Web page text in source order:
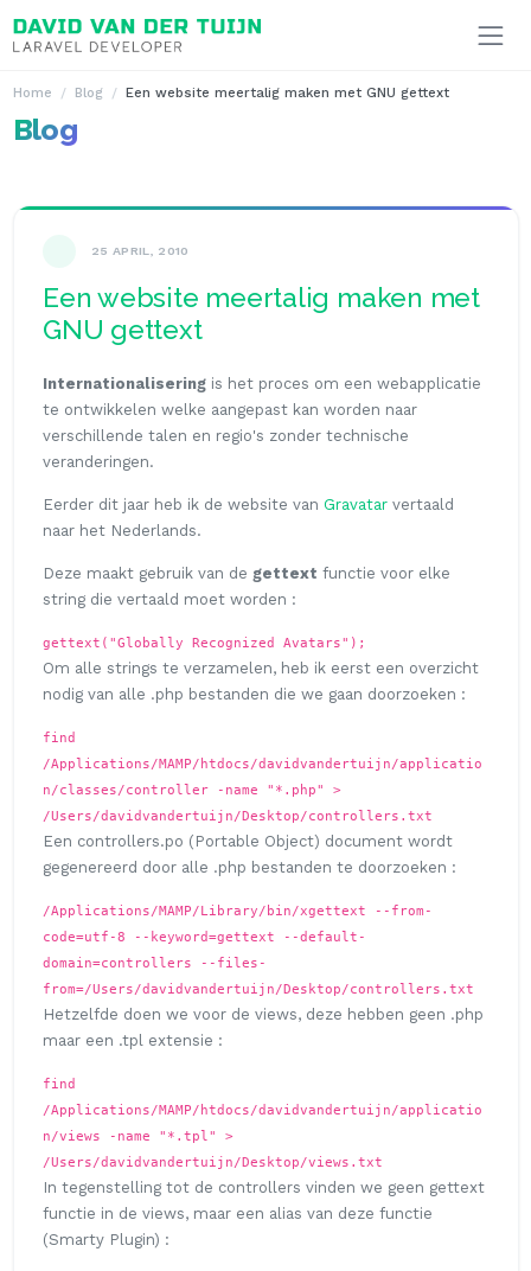
Ga naar inhoud
Home Blog Een website meertalig maken met GNU gettext
Blog
25 APRIL, 2010
Een website meertalig maken met
GNU gettext
Internationalisering is het proces om een webapplicatie
te ontwikkelen welke aangepast kan worden naar
verschillende talen en regio's zonder technische
veranderingen.
Eerder dit jaar heb ik de website van Gravatar vertaald
naar het Nederlands.
Deze maakt gebruik van de gettext functie voor elke
string die vertaald moet worden :
gettext("Globally Recognized Avatars");
Om alle strings te verzamelen, heb ik eerst een overzicht
nodig van alle .php bestanden die we gaan doorzoeken :
find
/Applications/MAMP/htdocs/davidvandertuijn/applicatio
n/classes/controller -name "*.php" >
/Users/davidvandertuijn/Desktop/controllers.txt
Een controllers.po (Portable Object) document wordt
gegenereerd door alle .php bestanden te doorzoeken :
/Applications/MAMP/Library/bin/xgettext --from-
code=utf-8 --keyword=gettext --default-
domain=controllers --files-
from=/Users/davidvandertuijn/Desktop/controllers.txt
Hetzelfde doen we voor de views, deze hebben geen .php
maar een .tpl extensie :
find
/Applications/MAMP/htdocs/davidvandertuijn/applicatio
n/views -name "*.tpl" >
/Users/davidvandertuijn/Desktop/views.txt
In tegenstelling tot de controllers vinden we geen gettext
functie in de views, maar een alias van deze functie
(Smarty Plugin) :